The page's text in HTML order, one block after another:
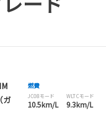
ガ
燃費
JC08モード
10.5km/L
WLTCモード
9.3km/L